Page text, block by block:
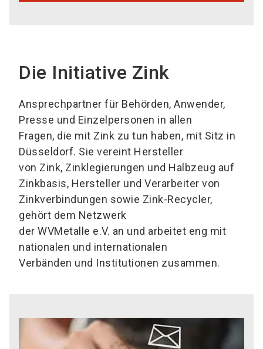
Die Initiative Zink
Ansprechpartner für Behörden, Anwender,
Presse und Einzelpersonen in allen
Fragen, die mit Zink zu tun haben, mit Sitz in
Düsseldorf. Sie vereint Hersteller
von Zink, Zinklegierungen und Halbzeug auf
Zinkbasis, Hersteller und Verarbeiter von
Zinkverbindungen sowie Zink-Recycler,
gehört dem Netzwerk
der WVMetalle e.V. an und arbeitet eng mit
nationalen und internationalen
Verbänden und Institutionen zusammen.